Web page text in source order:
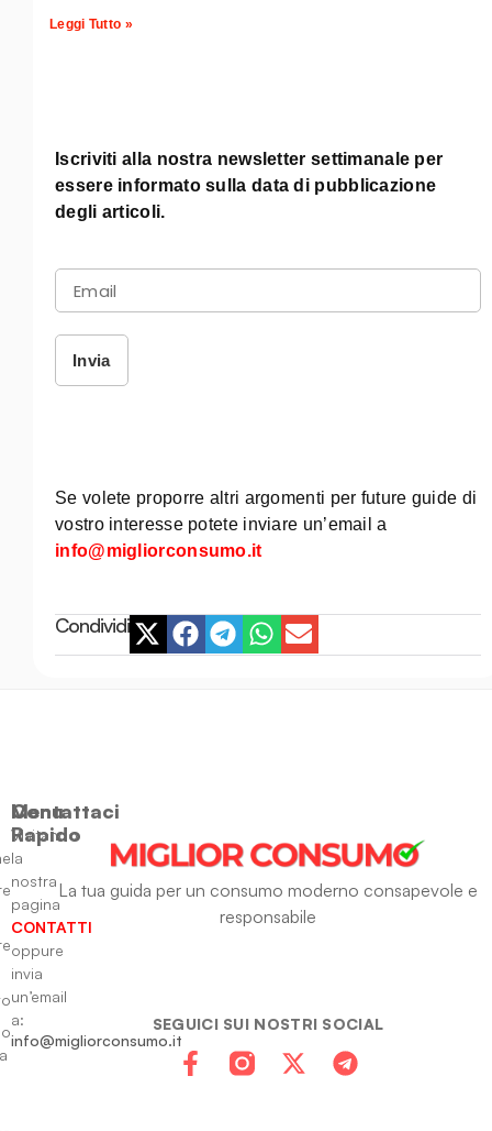
Leggi Tutto »
Iscriviti alla nostra newsletter settimanale per
essere informato sulla data di pubblicazione
degli articoli.
Invia
Se volete proporre altri argomenti per future guide di
vostro interesse potete inviare un’email a
info@migliorconsumo.it
Condividi
La tua guida per un consumo moderno consapevole e
responsabile
SEGUICI SUI NOSTRI SOCIAL
Menu
Rapido
Contattaci
Visitando
la
nostra
pagina
CONTATTI
oppure
invia
un’email
a:
info@migliorconsumo.it